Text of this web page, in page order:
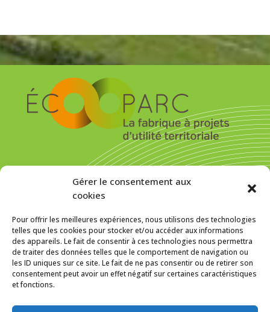
Gérer le consentement aux
cookies
Pour offrir les meilleures expériences, nous utilisons des technologies
telles que les cookies pour stocker et/ou accéder aux informations
des appareils. Le fait de consentir à ces technologies nous permettra
de traiter des données telles que le comportement de navigation ou
les ID uniques sur ce site. Le fait de ne pas consentir ou de retirer son
consentement peut avoir un effet négatif sur certaines caractéristiques
et fonctions.
MENTIONS LÉGALES
Politique de cookies (UE)
SUIVEZ-NOUS SUR :